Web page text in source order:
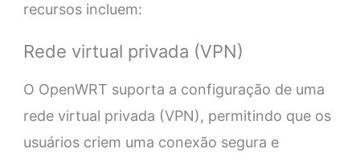
recursos incluem:
Rede virtual privada (VPN)
O OpenWRT suporta a configuração de uma
rede virtual privada (VPN), permitindo que os
usuários criem uma conexão segura e